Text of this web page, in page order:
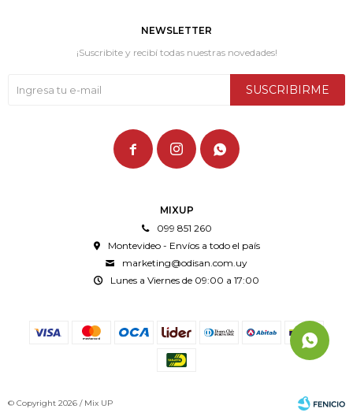
MIXUP
099 851 260
Montevideo - Envíos a todo el país
marketing@odisan.com.uy
Lunes a Viernes de 09:00 a 17:00
NEWSLETTER
¡Suscribite y recibí todas nuestras novedades!
SUSCRIBIRME
  
© Copyright 2026 / Mix UP